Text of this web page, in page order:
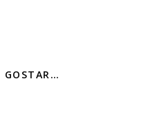
GOSTAR…